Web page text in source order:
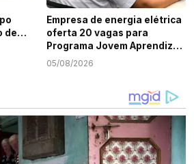
de
Empresa de energia elétrica
oferta 20 vagas para
Programa Jovem Aprendiz
em Sergipe
05/08/2026